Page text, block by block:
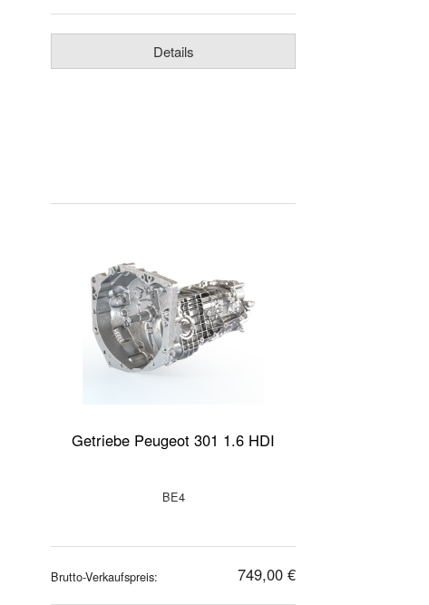
Details
Getriebe Peugeot 301 1.6 HDI
BE4
Brutto-Verkaufspreis: 749,00 €